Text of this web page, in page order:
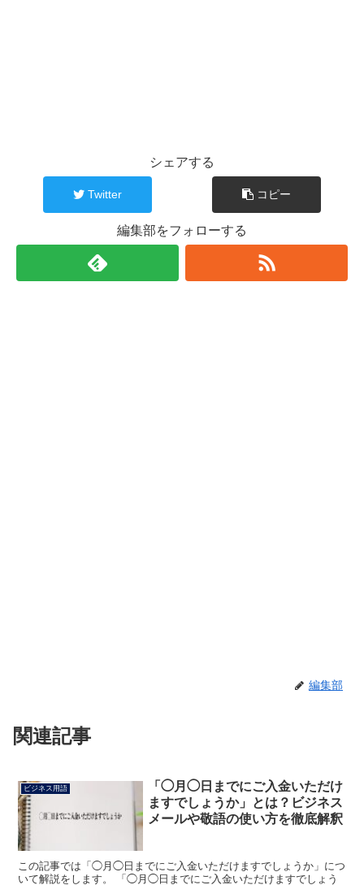
シェアする
Twitter コピー
編集部をフォローする
編集部
関連記事
ビジネス用語
「◯月◯日までにご入金いただけ
ますでしょうか」とは？ビジネス
メールや敬語の使い方を徹底解釈
この記事では「◯月◯日までにご入金いただけますでしょうか」につ
いて解説をします。 「◯月◯日までにご入金いただけますでしょう